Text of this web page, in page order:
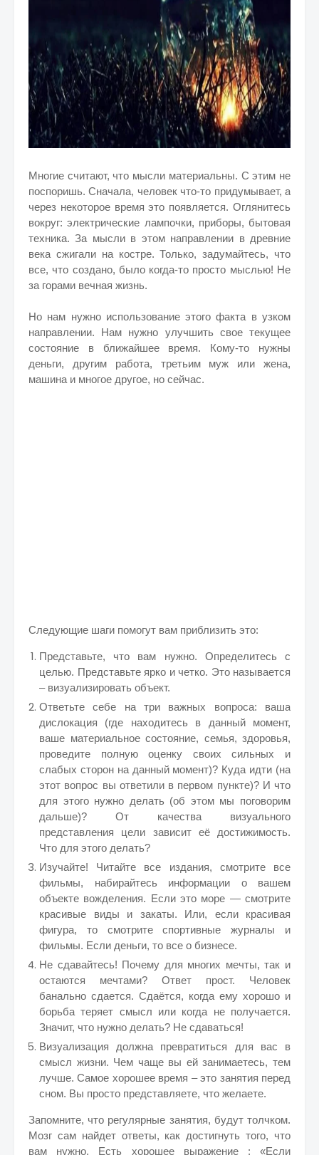
Многие считают, что мысли материальны. С этим не
поспоришь. Сначала, человек что-то придумывает, а
через некоторое время это появляется. Оглянитесь
вокруг: электрические лампочки, приборы, бытовая
техника. За мысли в этом направлении в древние
века сжигали на костре. Только, задумайтесь, что
все, что создано, было когда-то просто мыслью! Не
за горами вечная жизнь.
Но нам нужно использование этого факта в узком
направлении. Нам нужно улучшить свое текущее
состояние в ближайшее время. Кому-то нужны
деньги, другим работа, третьим муж или жена,
машина и многое другое, но сейчас.
Следующие шаги помогут вам приблизить это:
Представьте, что вам нужно. Определитесь с
целью. Представьте ярко и четко. Это называется
– визуализировать объект.
Ответьте себе на три важных вопроса: ваша
дислокация (где находитесь в данный момент,
ваше материальное состояние, семья, здоровья,
проведите полную оценку своих сильных и
слабых сторон на данный момент)? Куда идти (на
этот вопрос вы ответили в первом пункте)? И что
для этого нужно делать (об этом мы поговорим
дальше)? От качества визуального
представления цели зависит её достижимость.
Что для этого делать?
Изучайте! Читайте все издания, смотрите все
фильмы, набирайтесь информации о вашем
объекте вожделения. Если это море — смотрите
красивые виды и закаты. Или, если красивая
фигура, то смотрите спортивные журналы и
фильмы. Если деньги, то все о бизнесе.
Не сдавайтесь! Почему для многих мечты, так и
остаются мечтами? Ответ прост. Человек
банально сдается. Сдаётся, когда ему хорошо и
борьба теряет смысл или когда не получается.
Значит, что нужно делать? Не сдаваться!
Визуализация должна превратиться для вас в
смысл жизни. Чем чаще вы ей занимаетесь, тем
лучше. Самое хорошее время – это занятия перед
сном. Вы просто представляете, что желаете.
Запомните, что регулярные занятия, будут толчком.
Мозг сам найдет ответы, как достигнуть того, что
вам нужно. Есть хорошее выражение : «Если